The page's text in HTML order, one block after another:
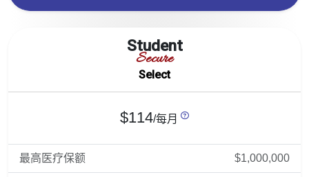
Student
Secure
Select
$114/每月
最高医疗保额 $1,000,000